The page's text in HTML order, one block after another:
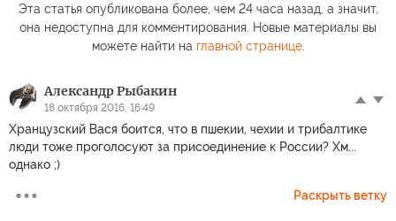
Эта статья опубликована более, чем 24 часа назад, а значит,
она недоступна для комментирования. Новые материалы вы
можете найти на главной странице.
Александр Рыбакин
18 октября 2016, 16:49
Хранцузский Вася боится, что в пшекии, чехии и трибалтике
люди тоже проголосуют за присоединение к России? Хм...
однако ;)
Раскрыть ветку